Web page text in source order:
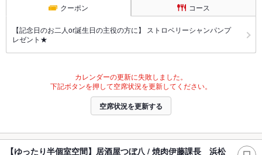
クーポン コース
【記念日のお二人or誕生日の主役の方に】 ストロベリーシャンパンプ
レゼント★
カレンダーの更新に失敗しました。
下記ボタンを押して空席状況を更新してください。
空席状況を更新する
【ゆったり半個室空間】居酒屋つぼ八 / 焼肉伊藤課長 浜松